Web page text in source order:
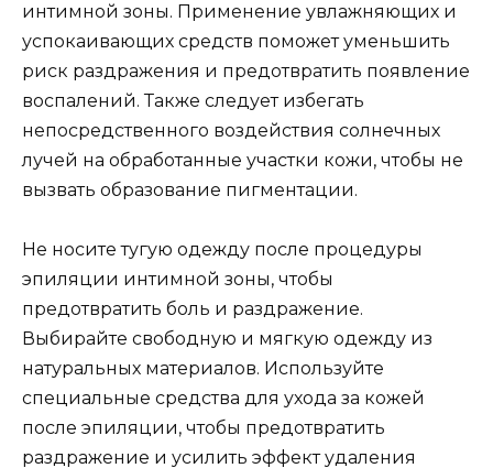
интимной зоны. Применение увлажняющих и
успокаивающих средств поможет уменьшить
риск раздражения и предотвратить появление
воспалений. Также следует избегать
непосредственного воздействия солнечных
лучей на обработанные участки кожи, чтобы не
вызвать образование пигментации.
Не носите тугую одежду после процедуры
эпиляции интимной зоны, чтобы
предотвратить боль и раздражение.
Выбирайте свободную и мягкую одежду из
натуральных материалов. Используйте
специальные средства для ухода за кожей
после эпиляции, чтобы предотвратить
раздражение и усилить эффект удаления